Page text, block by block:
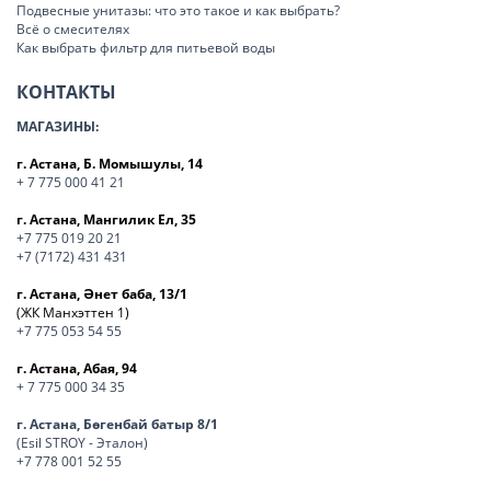
Подвесные унитазы: что это такое и как выбрать?
Всё о смесителях
Как выбрать фильтр для питьевой воды
КОНТАКТЫ
МАГАЗИНЫ:
г. Астана, Б. Момышулы, 14
+ 7 775 000 41 21
г. Астана, Мангилик Ел, 35
+7 775 019 20 21
+7 (7172) 431 431
г. Астана, Әнет баба, 13/1
(ЖК Манхэттен 1)
+7 775 053 54 55
г. Астана, Абая, 94
+ 7 775 000 34 35
г. Астана, Бөгенбай батыр 8/1
(Esil STROY - Эталон)
+7 778 001 52 55